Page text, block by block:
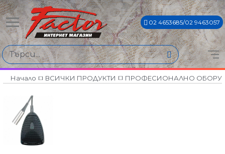
02 4653685/02 9463057
Начало ВСИЧКИ ПРОДУКТИ ПРОФЕСИОНАЛНО